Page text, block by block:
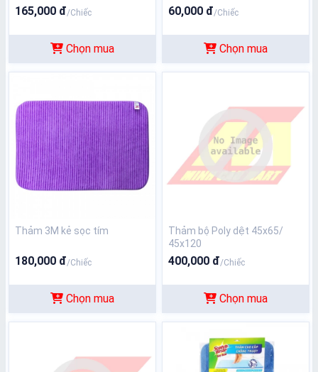
165,000 đ/Chiếc
Chọn mua
60,000 đ/Chiếc
Chọn mua
Thảm 3M kẻ sọc tím
180,000 đ/Chiếc
Chọn mua
Thảm bộ Poly dệt 45x65/
45x120
400,000 đ/Chiếc
Chọn mua